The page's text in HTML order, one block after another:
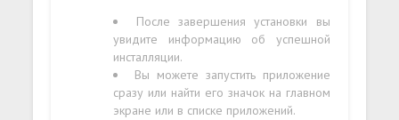
После завершения установки вы
увидите информацию об успешной
инсталляции.
Вы можете запустить приложение
сразу или найти его значок на главном
экране или в списке приложений.